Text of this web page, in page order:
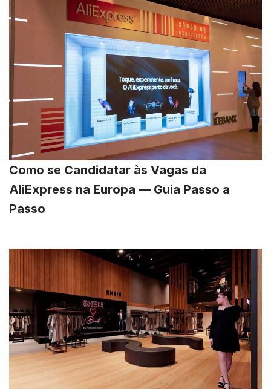
Como se Candidatar às Vagas da
AliExpress na Europa — Guia Passo a
Passo